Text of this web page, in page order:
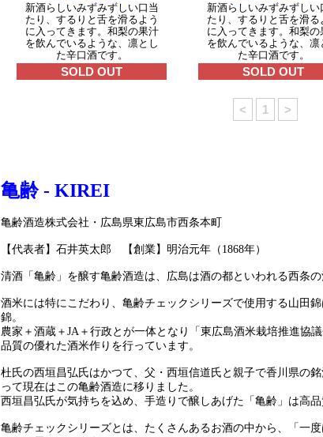
新酒らしいみずみずしい口当
たり、するりと舌を滑るよう
に入ってきます。和梨の果汁
を飲んでいるような、凛とし
た辛口酒です。
SOLD OUT
新酒らしいみずみずしい
たり、するりと舌を滑る
に入ってきます。和梨の
を飲んでいるような、凛
た辛口酒です。
SOLD OUT
< 1 >
亀齢 - KIREI
亀齢酒造株式会社・広島県東広島市西条本町
【代表者】石井英太郎 【創業】明治元年（1868年）
清酒「亀齢」を醸す亀齢酒造は、広島は酒の都といわれる西条
酒米には特にこだわり、亀齢チェックシリーズで使用する山田
錦。
農家＋酒蔵＋JA＋行政とが一体となり「東広島酒米栽培推進協議
品質の優れた酒米作りを行っています。
杜氏の西垣昌弘氏はかつて、父・西垣信道氏と親子で香川県の
って現在はこの亀齢酒造に移りました。
西垣昌弘氏が気持ちを込め、手造りで醸しあげた「亀齢」は高
亀齢チェックシリーズとは、たくさんあるお酒の中から、「一